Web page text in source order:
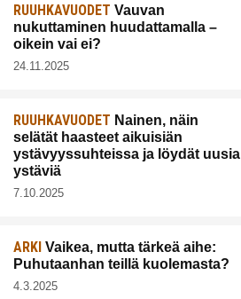
RUUHKAVUODET Vauvan
nukuttaminen huudattamalla –
oikein vai ei?
24.11.2025
RUUHKAVUODET Nainen, näin
selätät haasteet aikuisiän
ystävyyssuhteissa ja löydät uusia
ystäviä
7.10.2025
ARKI Vaikea, mutta tärkeä aihe:
Puhutaanhan teillä kuolemasta?
4.3.2025